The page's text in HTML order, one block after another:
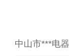
中山市***电